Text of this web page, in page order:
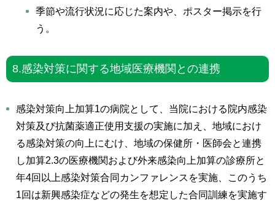
季節や流行状況に応じた案内や、ポスター掲示を行
う。
8.感染対策に関する地域医療機関との連携
感染対策向上加算1の病院として、当院における院内感染
対策及び抗菌薬適正使用支援の実施に加え、地域におけ
る感染対策の向上にむけ、地域の保健所・医師会と連携
し加算2.3の医療機関および外来感染向上加算の診療所と
年4回以上感染対策合同カンファレンスを実施、このうち
1回は新興感染症などの発生を想定した合同訓練を実施す